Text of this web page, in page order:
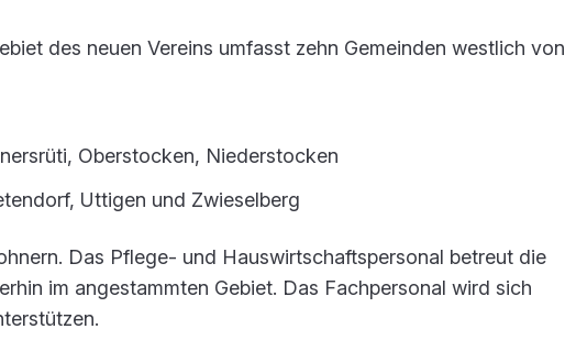
des neuen Vereins umfasst zehn Gemeinden westlich von
Oberstocken, Niederstocken
Uttigen und Zwieselberg
Das Pflege- und Hauswirtschaftspersonal betreut die
im angestammten Gebiet. Das Fachpersonal wird sich